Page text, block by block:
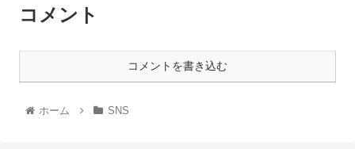
コメント
コメントを書き込む
ホーム SNS